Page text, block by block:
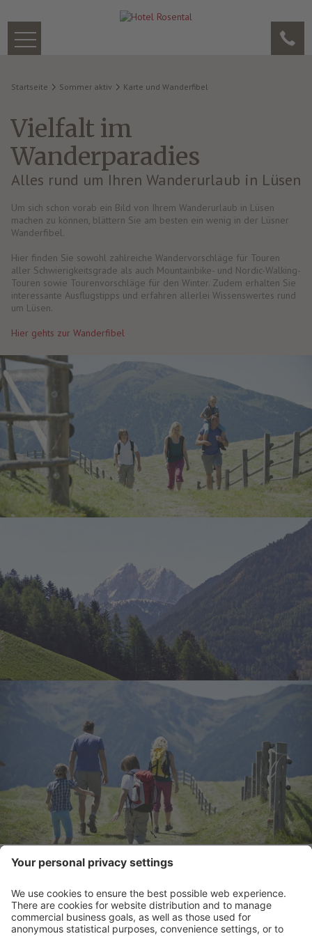
Startseite Sommer aktiv Karte und Wanderfibel
Vielfalt im
Wanderparadies
Alles rund um Ihren Wanderurlaub in Lüsen
Um sich schon vorab ein Bild von Ihrem Wanderurlaub in Lüsen
machen zu können, blättern Sie am besten ein wenig in der Lüsner
Wanderfibel.
Hier finden Sie sowohl zahlreiche Wandervorschläge für Touren
aller Schwierigkeitsgrade als auch Mountainbike- und Nordic-Walking-
Touren sowie Tourenvorschläge für den Winter. Zudem erhalten Sie
interessante Ausflugstipps und erfahren allerlei Wissenswertes rund
um Lüsen.
Hier gehts zur Wanderfibel
KONTAKT